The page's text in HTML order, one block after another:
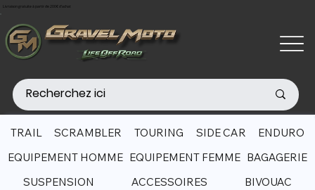
Livraison gratuite à partir de 200€ d'achat
TRAIL SCRAMBLER TOURING SIDE CAR
ENDURO
EQUIPEMENT HOMME EQUIPEMENT FEMME BAGAGERIE
SUSPENSION
ACCESSOIRES
BIVOUAC